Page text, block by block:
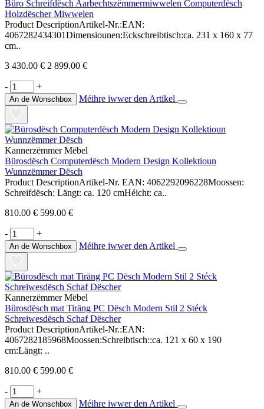
Büro Schreifdësch Aarbechtszëmmermiwwelen Computerdësch
Holzdëscher Miwwelen
Product DescriptionArtikel-Nr.:EAN:
4067282434301Dimensiounen:Eckschreibtisch:ca. 231 x 160 x 77
cm..
3 430.00 € 2 899.00 €
- +
An de Wonschbox Méihre iwwer den Artikel
Kannerzëmmer Mëbel
Bürosdësch Computerdësch Modern Design Kollektioun
Wunnzëmmer Dësch
Product DescriptionArtikel-Nr. EAN: 4062292096228Moossen:
Schreifdësch: Längt: ca. 120 cmHéicht: ca..
810.00 € 599.00 €
- +
An de Wonschbox Méihre iwwer den Artikel
Kannerzëmmer Mëbel
Bürosdësch mat Tiräng PC Dësch Modern Stil 2 Stéck
Schreiwesdësch Schaf Dëscher
Product DescriptionArtikel-Nr.:EAN:
4067282185968Moossen:Schreibtisch::ca. 121 x 60 x 190
cm:Längt: ..
810.00 € 599.00 €
- +
An de Wonschbox Méihre iwwer den Artikel